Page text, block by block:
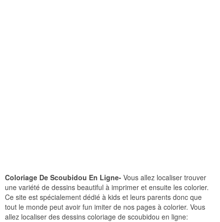
Coloriage De Scoubidou En Ligne- Vous allez localiser trouver
une variété de dessins beautiful à imprimer et ensuite les colorier.
Ce site est spécialement dédié à kids et leurs parents donc que
tout le monde peut avoir fun imiter de nos pages à colorier. Vous
allez localiser des dessins coloriage de scoubidou en ligne: